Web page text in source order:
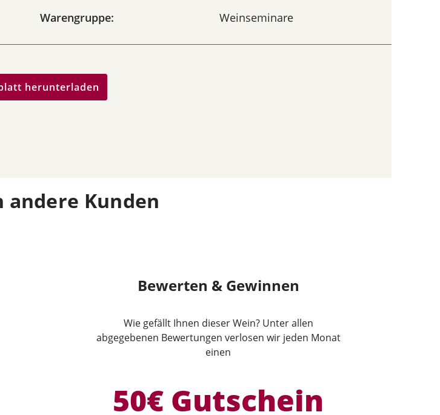
Warengruppe: Weinseminare
herunterladen
andere Kunden
Bewerten & Gewinnen
Wie gefällt Ihnen dieser Wein? Unter allen
abgegebenen Bewertungen verlosen wir jeden Monat
einen
50€ Gutschein